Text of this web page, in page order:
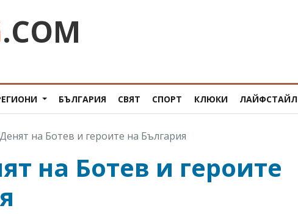
.COM
БЪЛГАРИЯ СВЯТ СПОРТ КЛЮКИ ЛАЙФСТАЙЛ
на Ботев и героите на България
на Ботев и героите